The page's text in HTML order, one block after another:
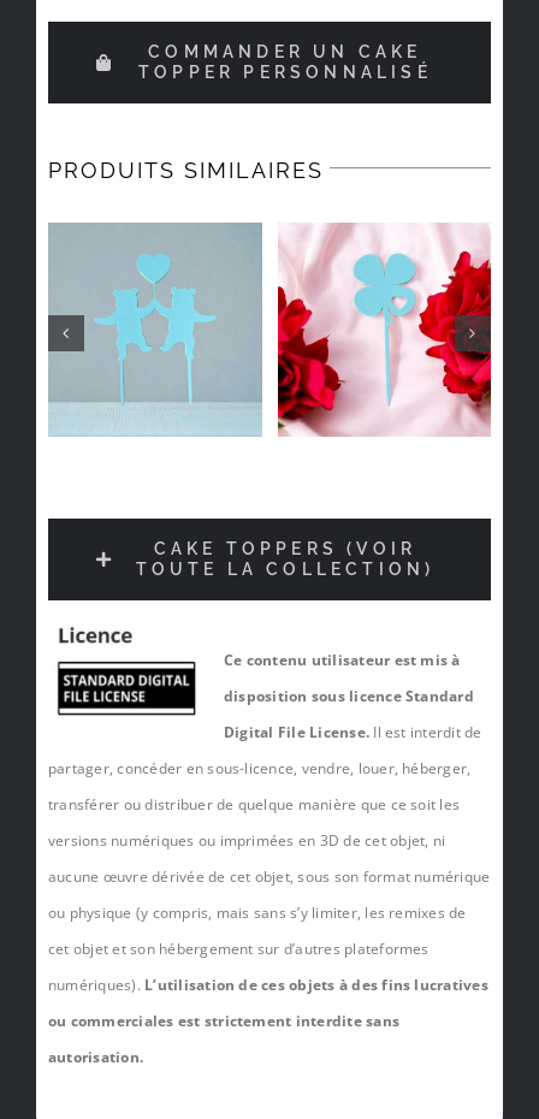
COMMANDER UN CAKE
TOPPER PERSONNALISÉ
PRODUITS SIMILAIRES
CAKE TOPPERS (VOIR
TOUTE LA COLLECTION)
Ce contenu utilisateur est mis à
disposition sous licence Standard
Digital File License. Il est interdit de
partager, concéder en sous-licence, vendre, louer, héberger,
transférer ou distribuer de quelque manière que ce soit les
versions numériques ou imprimées en 3D de cet objet, ni
aucune œuvre dérivée de cet objet, sous son format numérique
ou physique (y compris, mais sans s’y limiter, les remixes de
cet objet et son hébergement sur d’autres plateformes
numériques). L’utilisation de ces objets à des fins lucratives
ou commerciales est strictement interdite sans
autorisation.